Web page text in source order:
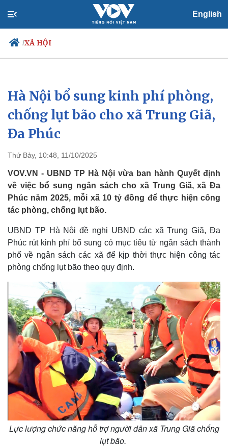
English
/XÃ HỘI
Chính trị
Đảng
Tổ chức nhân sự
Quốc hội
Xã hội
Tin 24h
Dự báo thời tiết
Hà Nội bổ sung kinh phí phòng,
chống lụt bão cho xã Trung Giã,
Đa Phúc
Thứ Bảy, 10:48, 11/10/2025
VOV.VN - UBND TP Hà Nội vừa ban hành Quyết định
về việc bổ sung ngân sách cho xã Trung Giã, xã Đa
Phúc năm 2025, mỗi xã 10 tỷ đồng để thực hiện công
tác phòng, chống lụt bão.
UBND TP Hà Nội đề nghị UBND các xã Trung Giã, Đa
Phúc rút kinh phí bổ sung có mục tiêu từ ngân sách thành
phố về ngân sách các xã để kịp thời thực hiện công tác
phòng chống lụt bão theo quy định.
Lực lượng chức năng hỗ trợ người dân xã Trung Giã chống
lụt bão.